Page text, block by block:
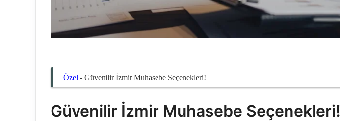
Özel - Güvenilir İzmir Muhasebe Seçenekleri!
Güvenilir İzmir Muhasebe Seçenekleri!